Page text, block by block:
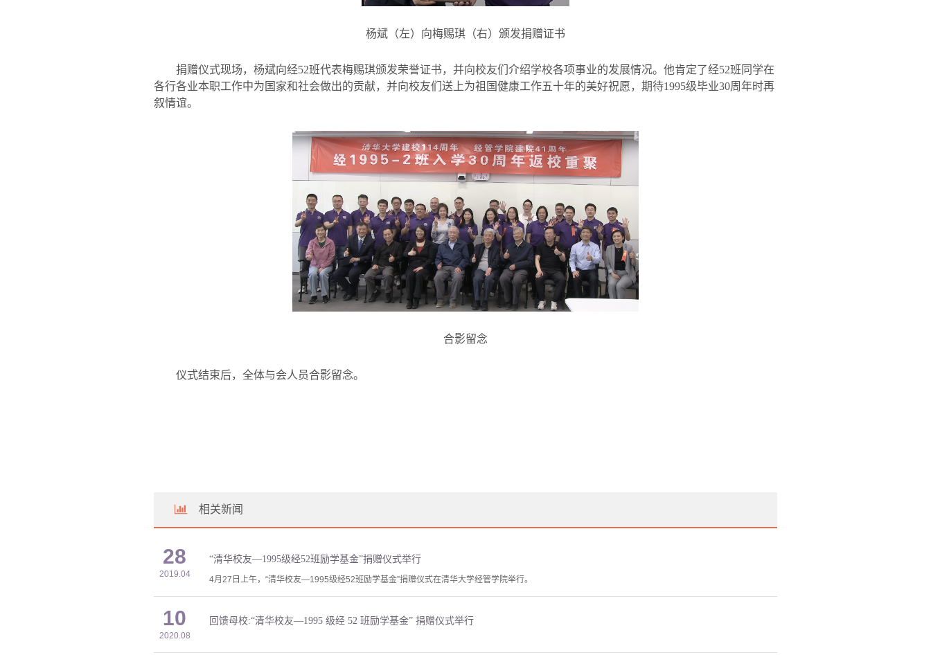
杨斌（左）向梅赐琪（右）颁发捐赠证书
捐赠仪式现场，杨斌向经52班代表梅赐琪颁发荣誉证书，并向校友们介绍学校各项事业的发展情况。他肯定了经52班同学在
各行各业本职工作中为国家和社会做出的贡献，并向校友们送上为祖国健康工作五十年的美好祝愿，期待1995级毕业30周年时再
叙情谊。
合影留念
仪式结束后，全体与会人员合影留念。
相关新闻
28
2019.04
“清华校友—1995级经52班励学基金”捐赠仪式举行
4月27日上午，“清华校友—1995级经52班励学基金”捐赠仪式在清华大学经管学院举行。
10
2020.08
回馈母校:“清华校友—1995 级经 52 班励学基金” 捐赠仪式举行